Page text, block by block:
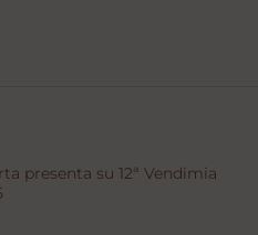
presenta su 12ª Vendimia